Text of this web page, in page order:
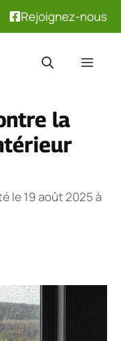
Rejoignez-nous
la
le 19 août 2025 à